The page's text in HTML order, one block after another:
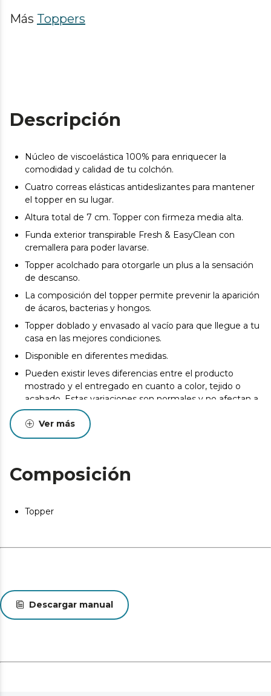
Más Toppers
Descripción
Núcleo de viscoelástica 100% para enriquecer la
comodidad y calidad de tu colchón.
Cuatro correas elásticas antideslizantes para mantener
el topper en su lugar.
Altura total de 7 cm. Topper con firmeza media alta.
Funda exterior transpirable Fresh & EasyClean con
cremallera para poder lavarse.
Topper acolchado para otorgarle un plus a la sensación
de descanso.
La composición del topper permite prevenir la aparición
de ácaros, bacterias y hongos.
Topper doblado y envasado al vacío para que llegue a tu
casa en las mejores condiciones.
Disponible en diferentes medidas.
Pueden existir leves diferencias entre el producto
mostrado y el entregado en cuanto a color, tejido o
acabado. Estas variaciones son normales y no afectan a
la calidad ni a la utilidad del artículo.
Ver más
Composición
Topper
Descargar manual